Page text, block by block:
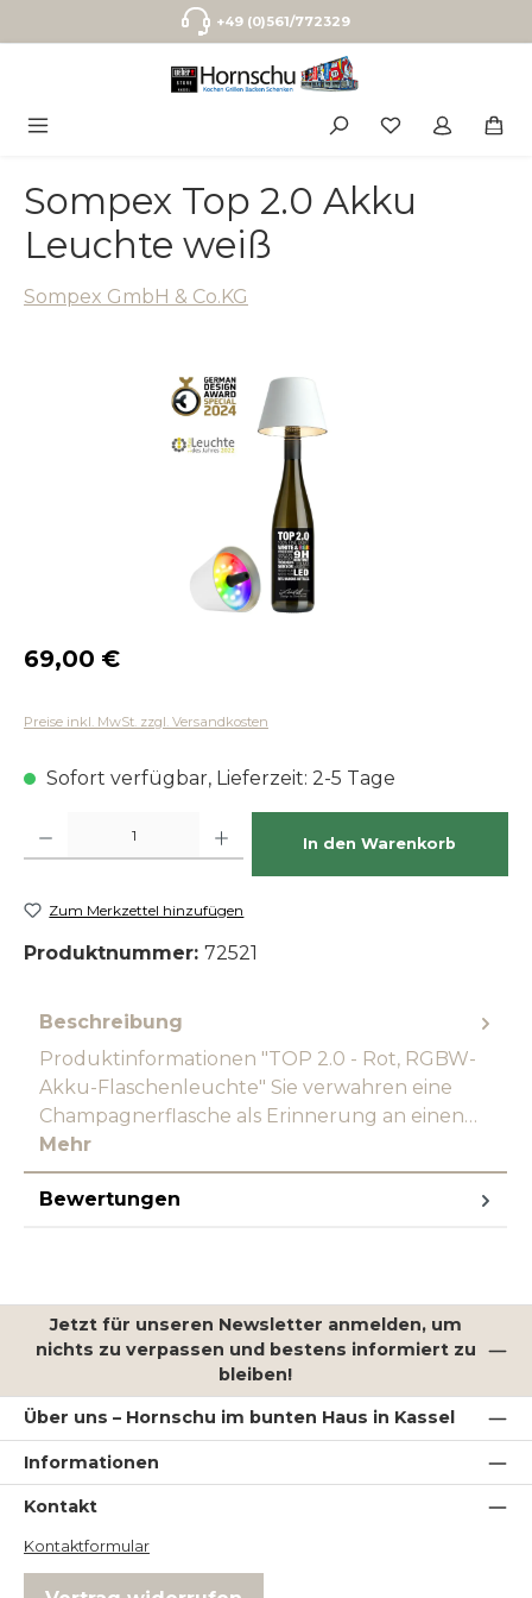
Zum Hauptinhalt springen+49 (0)561/772329
Sompex Top 2.0 Akku
Leuchte weiß
Sompex GmbH & Co.KG
Bildergalerie überspringen
Regulärer Preis:
69,00 €
Preise inkl. MwSt. zzgl. Versandkosten
Sofort verfügbar, Lieferzeit: 2-5 Tage
In den Warenkorb
Zum Merkzettel hinzufügen
Produktnummer: 72521
Beschreibung
Produktinformationen "TOP 2.0 - Rot, RGBW-
Akku-Flaschenleuchte" Sie verwahren eine
Champagnerflasche als Erinnerung an einen…
Mehr
Bewertungen
Jetzt für unseren Newsletter anmelden, um
nichts zu verpassen und bestens informiert zu
bleiben!
Über uns – Hornschu im bunten Haus in Kassel
Informationen
Kontakt
Kontaktformular